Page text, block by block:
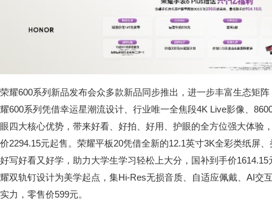
荣耀600系列新品发布会众多款新品同步推出，进一步丰富生态矩
耀600系列凭借幸运星潮流设计、行业唯一全焦段4K Live影像、
眼四大核心优势，带来好看、好拍、好用、护眼的全方位强大体验
价2294.15元起售。荣耀平板20凭借全新的12.1英寸3K全彩类纸屏
好写好看又好学，助力大学生学习轻松上大分，国补到手价1614.15
耀双轨钉设计为美学起点，集Hi-Res无损音质、自适应佩戴、AI交
实力，零售价599元。